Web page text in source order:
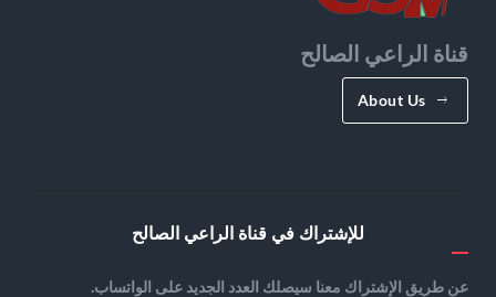
قناة الراعي الصالح
About Us
للإشتراك في قناة الراعي الصالح
عن طريق الإشتراك معنا سيصلك العدد الجديد على الواتساب.